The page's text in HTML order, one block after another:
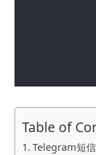
Table of
Telegram短